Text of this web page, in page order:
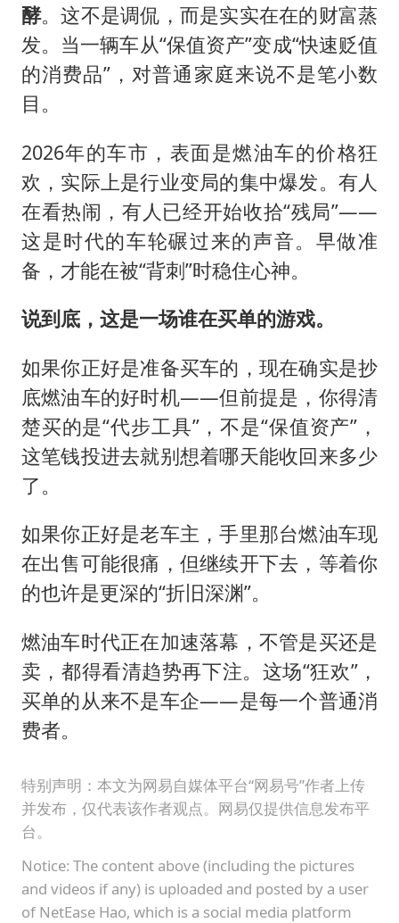
酵。这不是调侃，而是实实在在的财富蒸
发。当一辆车从“保值资产”变成“快速贬值
的消费品”，对普通家庭来说不是笔小数
目。
2026年的车市，表面是燃油车的价格狂
欢，实际上是行业变局的集中爆发。有人
在看热闹，有人已经开始收拾“残局”——
这是时代的车轮碾过来的声音。早做准
备，才能在被“背刺”时稳住心神。
说到底，这是一场谁在买单的游戏。
如果你正好是准备买车的，现在确实是抄
底燃油车的好时机——但前提是，你得清
楚买的是“代步工具”，不是“保值资产”，
这笔钱投进去就别想着哪天能收回来多少
了。
如果你正好是老车主，手里那台燃油车现
在出售可能很痛，但继续开下去，等着你
的也许是更深的“折旧深渊”。
燃油车时代正在加速落幕，不管是买还是
卖，都得看清趋势再下注。这场“狂欢”，
买单的从来不是车企——是每一个普通消
费者。
特别声明：本文为网易自媒体平台“网易号”作者上传
并发布，仅代表该作者观点。网易仅提供信息发布平
台。
Notice: The content above (including the pictures
and videos if any) is uploaded and posted by a user
of NetEase Hao, which is a social media platform